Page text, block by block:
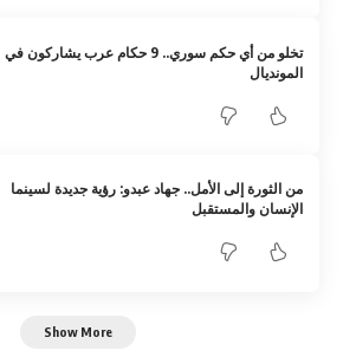
تخلو من أي حكم سوري.. 9 حكام عرب يشاركون في
المونديال
من الثورة إلى الأمل.. جهاد عبدو: رؤية جديدة لسينما
الإنسان والمستقبل
Show More